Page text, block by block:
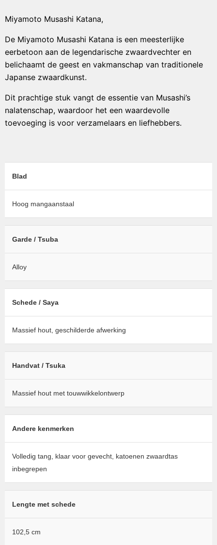
Miyamoto Musashi Katana,
De Miyamoto Musashi Katana is een meesterlijke
eerbetoon aan de legendarische zwaardvechter en
belichaamt de geest en vakmanschap van traditionele
Japanse zwaardkunst.
Dit prachtige stuk vangt de essentie van Musashi’s
nalatenschap, waardoor het een waardevolle
toevoeging is voor verzamelaars en liefhebbers.
Blad
Hoog mangaanstaal
Garde / Tsuba
Alloy
Schede / Saya
Massief hout, geschilderde afwerking
Handvat / Tsuka
Massief hout met touwwikkelontwerp
Andere kenmerken
Volledig tang, klaar voor gevecht, katoenen zwaardtas
inbegrepen
Lengte met schede
102,5 cm